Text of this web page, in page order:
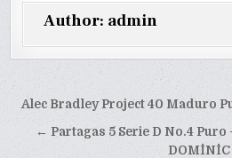
Author: admin
Yazı
gezinmesi
Alec Bradley Project 40 Maduro
← Partagas 5 Serie D No.4 Puro
DOMİNİC